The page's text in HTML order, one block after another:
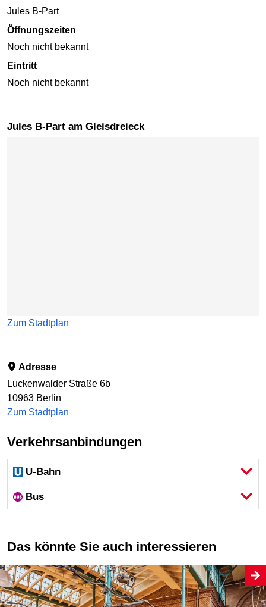
Jules B-Part
Öffnungszeiten
Noch nicht bekannt
Eintritt
Noch nicht bekannt
Jules B-Part am Gleisdreieck
Zum Stadtplan
Adresse
Luckenwalder Straße 6b
10963 Berlin
Zum Stadtplan
Verkehrsanbindungen
U-Bahn
Bus
Das könnte Sie auch interessieren